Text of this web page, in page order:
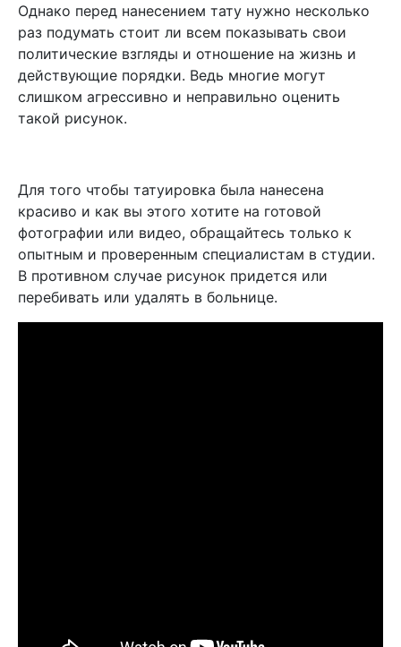
Однако перед нанесением тату нужно несколько
раз подумать стоит ли всем показывать свои
политические взгляды и отношение на жизнь и
действующие порядки. Ведь многие могут
слишком агрессивно и неправильно оценить
такой рисунок.
Для того чтобы татуировка была нанесена
красиво и как вы этого хотите на готовой
фотографии или видео, обращайтесь только к
опытным и проверенным специалистам в студии.
В противном случае рисунок придется или
перебивать или удалять в больнице.